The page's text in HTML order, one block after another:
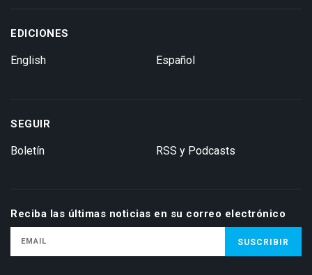
EDICIONES
English Español
SEGUIR
Boletín RSS y Podcasts
Reciba las últimas noticias en su correo electrónico